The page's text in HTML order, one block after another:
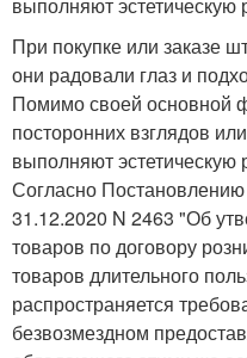
При покупке или заказе
они радовали глаз и
Помимо своей основной
посторонних взглядов
выполняют эстетическую
Согласно
31.12.2020 N 2463 "Об
товаров по договору
товаров длительного
распространяется
безвозмездном